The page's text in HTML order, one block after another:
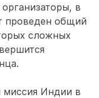
в
проведен общий
сложных
миссия Индии в